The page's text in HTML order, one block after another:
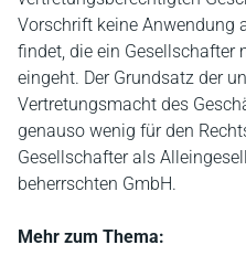
Vorschrift keine Anwendung
findet, die ein Gesellschafter
eingeht. Der Grundsatz der
Vertretungsmacht des
genauso wenig für den
Gesellschafter als
beherrschten GmbH.
Mehr zum Thema: